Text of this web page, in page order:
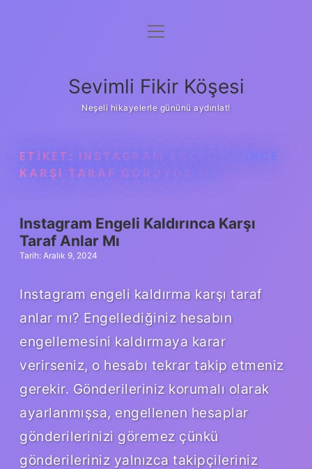
Anasayfa
Yasal Uyarı
menüyü
Sevimli Fikir Köşesi
Neşeli hikayelerle gününü aydınlat!
ETIKET: INSTAGRAM ENGELLEYINCE
KARŞI TARAF GÖRÜYOR MU
Instagram Engeli Kaldırınca Karşı
Taraf Anlar Mı
Tarih: Aralık 9, 2024
Instagram engeli kaldırma karşı taraf
anlar mı? Engellediğiniz hesabın
engellemesini kaldırmaya karar
verirseniz, o hesabı tekrar takip etmeniz
gerekir. Gönderileriniz korumalı olarak
ayarlanmışsa, engellenen hesaplar
gönderilerinizi göremez çünkü
gönderileriniz yalnızca takipçileriniz